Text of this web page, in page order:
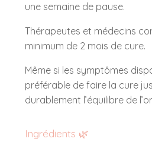
une semaine de pause.
Thérapeutes et médecins
minimum de 2 mois de cure.
Même si les symptômes
préférable de faire la cure
durablement l’équilibre de
Ingrédients 🌿